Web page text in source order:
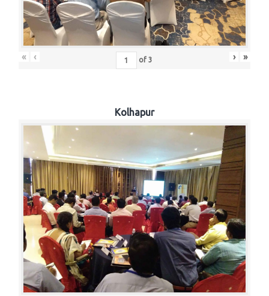
« ‹ of3 › »
Kolhapur